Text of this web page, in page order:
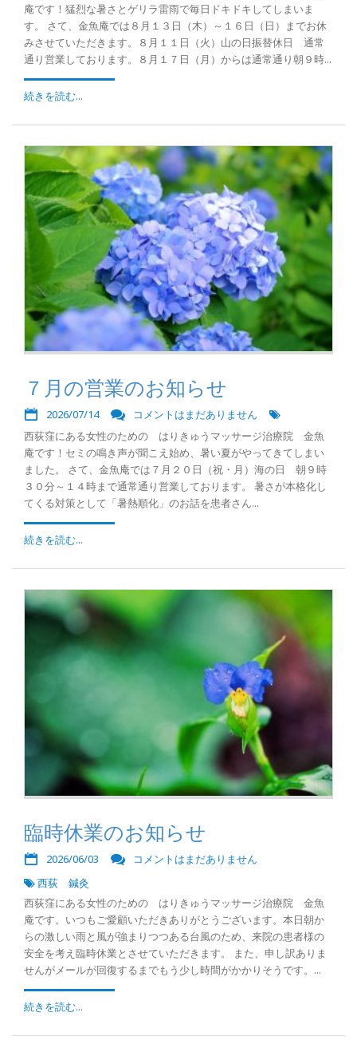
庵です！猛烈な暑さとゲリラ雷雨で毎日ドキドキしてしまいま
す。 さて、金魚庵では８月１３日（木）～１６日（日）までお休
みさせていただきます。８月１１日（火）山の日振替休日 通常
通り営業しております。８月１７日（月）からは通常通り朝９時...
続きを読む...
７月の営業のお知らせ
2026/07/14
コメントはまだありません
西荻窪にある女性のための はりきゅうマッサージ治療院 金魚
庵です！セミの鳴き声が聞こえ始め、暑い夏がやってきてしまい
ました。 さて、金魚庵では７月２０日（祝・月）海の日 朝９時
３０分～１４時まで通常通り営業しております。 暑さが本格化し
てくる対策として「暑熱順化」のお話を患者さん...
続きを読む...
臨時休業のお知らせ
2026/06/03
コメントはまだありません
西荻 鍼灸
西荻窪にある女性のための はりきゅうマッサージ治療院 金魚
庵です。いつもご愛顧いただきありがとうございます。本日朝か
らの激しい雨と風が強まりつつある台風のため、来院の患者様の
安全を考え臨時休業とさせていただきます。 また、申し訳ありま
せんがメールが回復するまでもう少し時間がかかりそうです。...
続きを読む...